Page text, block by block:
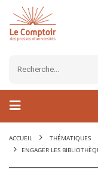
ACCUEIL THÉMATIQUES
ENGAGER LES